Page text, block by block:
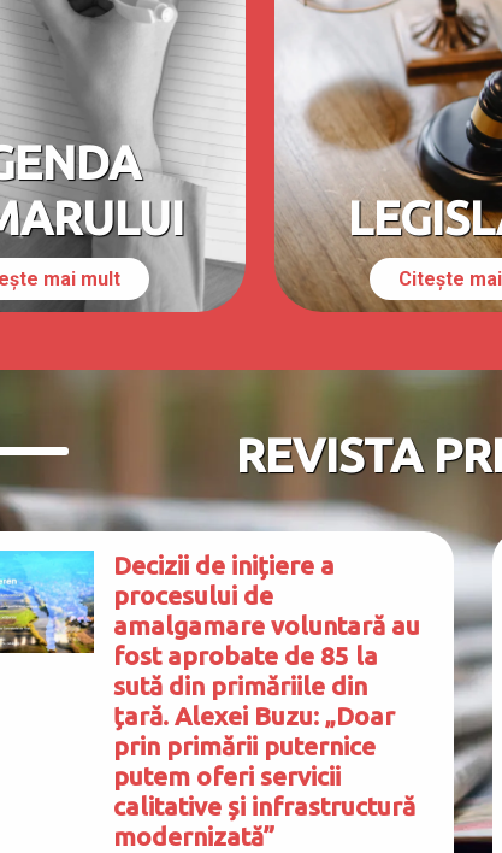
mai mult Citește
REVISTA
Decizii de inițiere a
procesului de
amalgamare voluntară au
fost aprobate de 85 la
sută din primăriile din
țară. Alexei Buzu: „Doar
prin primării puternice
putem oferi servicii
calitative și infrastructură
modernizată”